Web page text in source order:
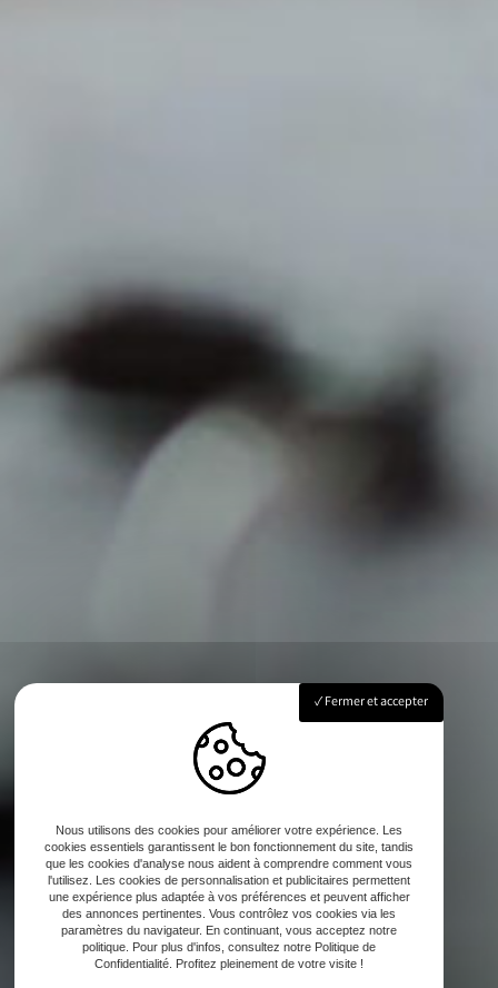
Fermer et accepter
Nous utilisons des cookies pour améliorer votre expérience. Les
cookies essentiels garantissent le bon fonctionnement du site, tandis
que les cookies d'analyse nous aident à comprendre comment vous
l'utilisez. Les cookies de personnalisation et publicitaires permettent
une expérience plus adaptée à vos préférences et peuvent afficher
des annonces pertinentes. Vous contrôlez vos cookies via les
paramètres du navigateur. En continuant, vous acceptez notre
politique. Pour plus d'infos, consultez notre Politique de
Confidentialité. Profitez pleinement de votre visite !